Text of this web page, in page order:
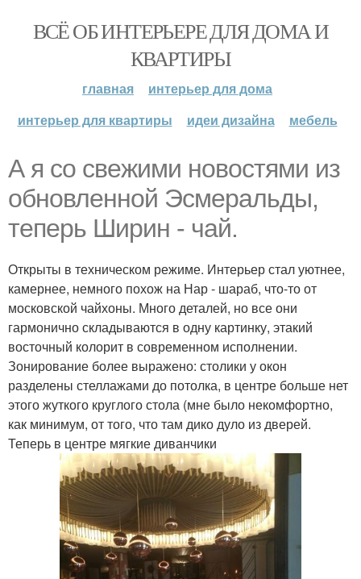
ВСЁ ОБ ИНТЕРЬЕРЕ ДЛЯ ДОМА И
КВАРТИРЫ
главная
интерьер для дома
интерьер для квартиры
идеи дизайна мебель
А я со свежими новостями из
обновленной Эсмеральды,
теперь Ширин - чай.
Открыты в техническом режиме. Интерьер стал уютнее,
камернее, немного похож на Нар - шараб, что-то от
московской чайхоны. Много деталей, но все они
гармонично складываются в одну картинку, этакий
восточный колорит в современном исполнении.
Зонирование более выражено: столики у окон
разделены стеллажами до потолка, в центре больше нет
этого жуткого круглого стола (мне было некомфортно,
как минимум, от того, что там дико дуло из дверей.
Теперь в центре мягкие диванчики